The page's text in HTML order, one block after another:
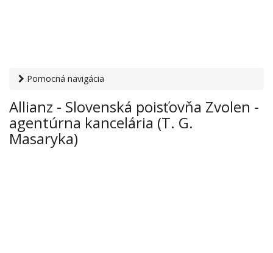
Pomocná navigácia
Slovenská poisťovňa Zvolen - agentúrna kancelária (T. G.
Masaryka)
Allianz - Slovenská poisťovňa Zvolen -
agentúrna kancelária (T. G.
Masaryka)